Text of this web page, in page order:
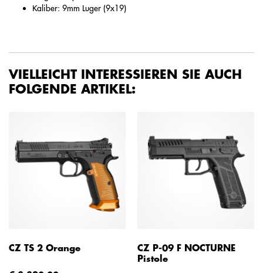
Kaliber: 9mm Luger (9x19)
VIELLEICHT INTERESSIEREN SIE AUCH
FOLGENDE ARTIKEL:
CZ TS 2 Orange
CZ P-09 F NOCTURNE
Pistole